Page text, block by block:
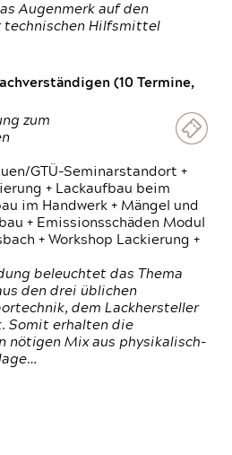
Augenmerk auf den
technischen Hilfsmittel
(10 Termine,
zum
GTÜ-Seminarstandort +
+ Lackaufbau beim
im Handwerk + Mängel und
+ Emissionsschäden Modul
+ Workshop Lackierung +
beleuchtet das Thema
den drei üblichen
dem Lackhersteller
Somit erhalten die
nötigen Mix aus physikalisch-